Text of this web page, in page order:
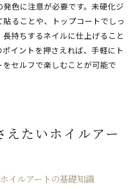
色に注意が必要です。未硬化ジ
貼ることや、トップコートでしっ
持ちするネイルに仕上げること
イントを押さえれば、手軽にト
をセルフで楽しむことが可能で
えたいホイルアー
イルアートの基礎知識